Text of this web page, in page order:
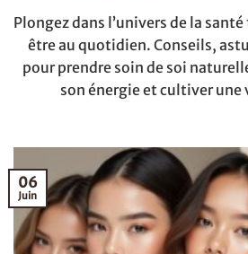
Plongez dans l’univers de la
être au quotidien. Conseils,
pour prendre soin de soi
son énergie et cultiver une
06
Juin